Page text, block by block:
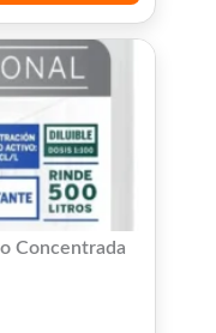
Concentrada